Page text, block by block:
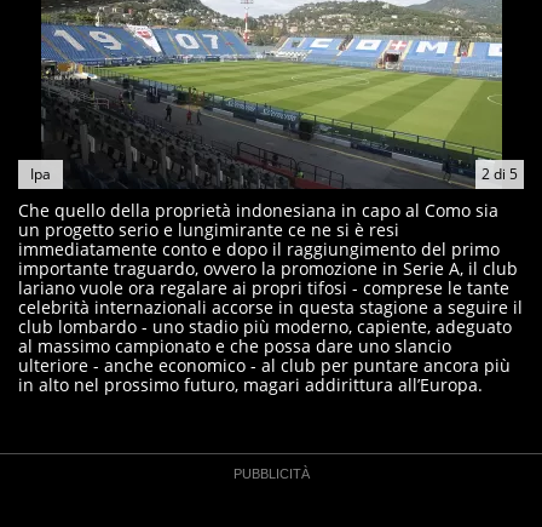
2di 5
Ipa
Che quello della proprietà indonesiana in capo al Como sia
un progetto serio e lungimirante ce ne si è resi
immediatamente conto e dopo il raggiungimento del primo
importante traguardo, ovvero la promozione in Serie A, il club
lariano vuole ora regalare ai propri tifosi - comprese le tante
celebrità internazionali accorse in questa stagione a seguire il
club lombardo - uno stadio più moderno, capiente, adeguato
al massimo campionato e che possa dare uno slancio
ulteriore - anche economico - al club per puntare ancora più
in alto nel prossimo futuro, magari addirittura all’Europa.